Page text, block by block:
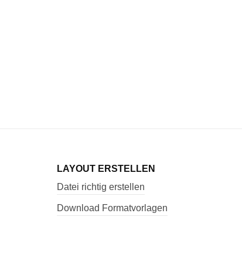
LAYOUT ERSTELLEN
Datei richtig erstellen
Download Formatvorlagen